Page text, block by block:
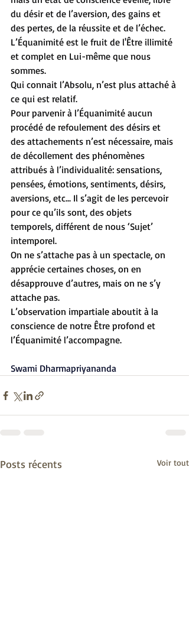
du désir et de l’aversion, des gains et
des pertes, de la réussite et de l’échec.
L’Équanimité est le fruit de l'Être illimité
et complet en Lui-même que nous
sommes.
Qui connait l’Absolu, n’est plus attaché à
ce qui est relatif.
Pour parvenir à l’Équanimité aucun
procédé de refoulement des désirs et
des attachements n’est nécessaire, mais
de décollement des phénomènes
attribués à l’individualité: sensations,
pensées, émotions, sentiments, désirs,
aversions, etc... Il s’agit de les percevoir
pour ce qu’ils sont, des objets
temporels, différent de nous ‘Sujet’
intemporel.
On ne s’attache pas à un spectacle, on
apprécie certaines choses, on en
désapprouve d’autres, mais on ne s’y
attache pas.
L’observation impartiale aboutit à la
conscience de notre Être profond et
l’Équanimité l’accompagne.
Swami Dharmapriyananda
Posts récents Voir tout